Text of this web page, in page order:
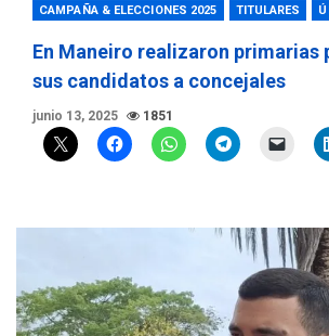
CAMPAÑA & ELECCIONES 2025 TITULARES
En Maneiro realizaron primarias
sus candidatos a concejales
junio 13, 2025 1851